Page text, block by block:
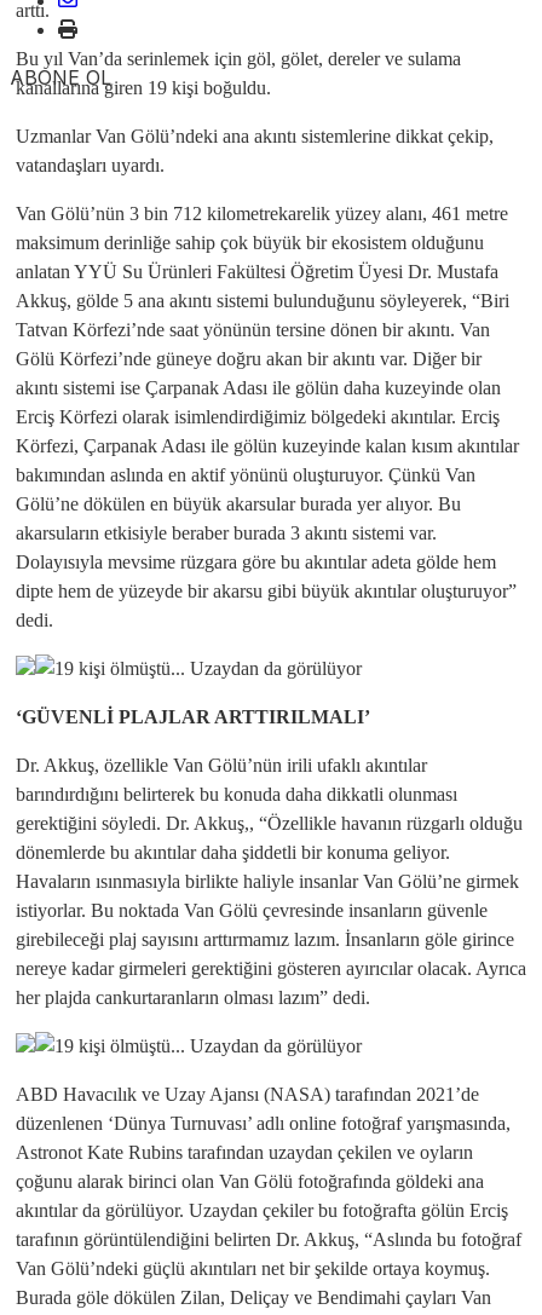
ABONE OL
arttı.
Bu yıl Van’da serinlemek için göl, gölet, dereler ve sulama
kanallarına giren 19 kişi boğuldu.
Uzmanlar Van Gölü’ndeki ana akıntı sistemlerine dikkat çekip,
vatandaşları uyardı.
Van Gölü’nün 3 bin 712 kilometrekarelik yüzey alanı, 461 metre
maksimum derinliğe sahip çok büyük bir ekosistem olduğunu
anlatan YYÜ Su Ürünleri Fakültesi Öğretim Üyesi Dr. Mustafa
Akkuş, gölde 5 ana akıntı sistemi bulunduğunu söyleyerek, “Biri
Tatvan Körfezi’nde saat yönünün tersine dönen bir akıntı. Van
Gölü Körfezi’nde güneye doğru akan bir akıntı var. Diğer bir
akıntı sistemi ise Çarpanak Adası ile gölün daha kuzeyinde olan
Erciş Körfezi olarak isimlendirdiğimiz bölgedeki akıntılar. Erciş
Körfezi, Çarpanak Adası ile gölün kuzeyinde kalan kısım akıntılar
bakımından aslında en aktif yönünü oluşturuyor. Çünkü Van
Gölü’ne dökülen en büyük akarsular burada yer alıyor. Bu
akarsuların etkisiyle beraber burada 3 akıntı sistemi var.
Dolayısıyla mevsime rüzgara göre bu akıntılar adeta gölde hem
dipte hem de yüzeyde bir akarsu gibi büyük akıntılar oluşturuyor”
dedi.
‘GÜVENLİ PLAJLAR ARTTIRILMALI’
Dr. Akkuş, özellikle Van Gölü’nün irili ufaklı akıntılar
barındırdığını belirterek bu konuda daha dikkatli olunması
gerektiğini söyledi. Dr. Akkuş,, “Özellikle havanın rüzgarlı olduğu
dönemlerde bu akıntılar daha şiddetli bir konuma geliyor.
Havaların ısınmasıyla birlikte haliyle insanlar Van Gölü’ne girmek
istiyorlar. Bu noktada Van Gölü çevresinde insanların güvenle
girebileceği plaj sayısını arttırmamız lazım. İnsanların göle girince
nereye kadar girmeleri gerektiğini gösteren ayırıcılar olacak. Ayrıca
her plajda cankurtaranların olması lazım” dedi.
ABD Havacılık ve Uzay Ajansı (NASA) tarafından 2021’de
düzenlenen ‘Dünya Turnuvası’ adlı online fotoğraf yarışmasında,
Astronot Kate Rubins tarafından uzaydan çekilen ve oyların
çoğunu alarak birinci olan Van Gölü fotoğrafında göldeki ana
akıntılar da görülüyor. Uzaydan çekiler bu fotoğrafta gölün Erciş
tarafının görüntülendiğini belirten Dr. Akkuş, “Aslında bu fotoğraf
Van Gölü’ndeki güçlü akıntıları net bir şekilde ortaya koymuş.
Burada göle dökülen Zilan, Deliçay ve Bendimahi çayları Van